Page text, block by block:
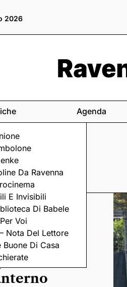
2026
Da Ravenna
E Invisibili
Di Babele
Voi
Nota Del Lettore
Buone Di Casa
Agenda
i cani nel